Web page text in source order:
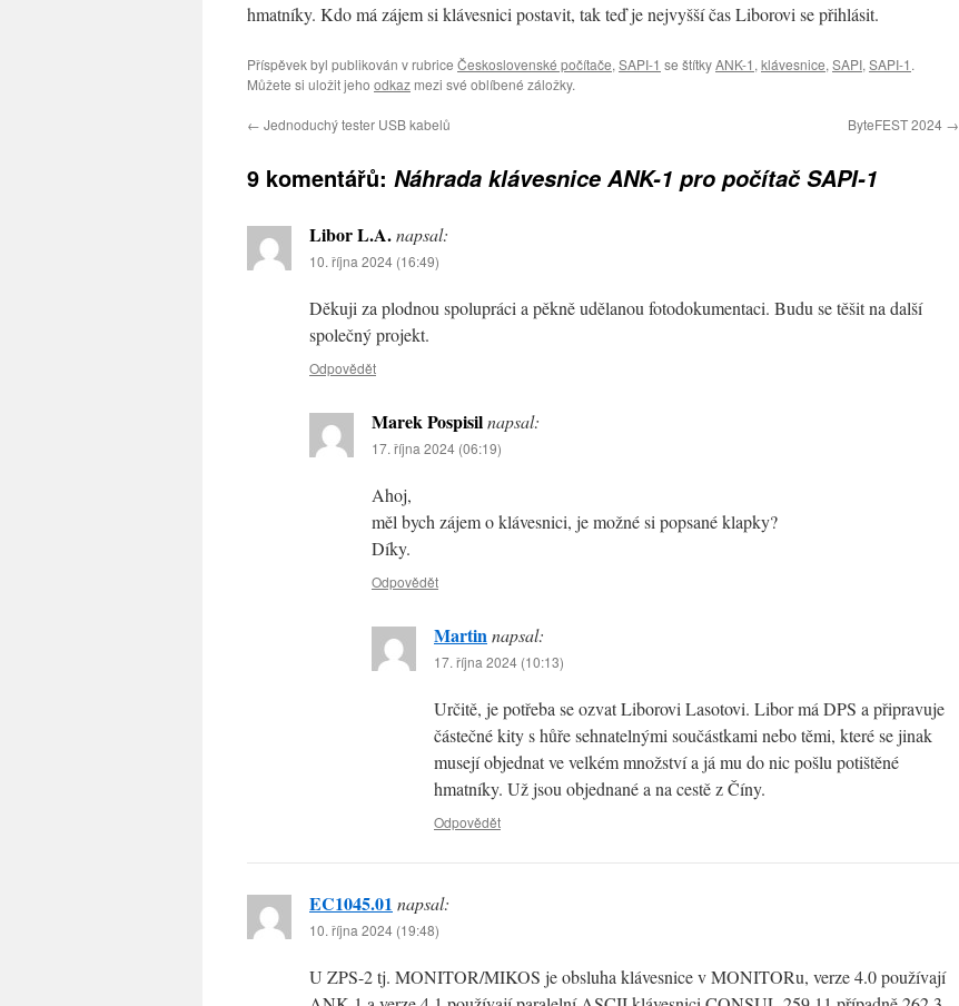
hmatníky. Kdo má zájem si klávesnici postavit, tak teď je nejvyšší čas Liborovi se přihlásit.
Příspěvek byl publikován v rubrice Československé počítače, SAPI-1 se štítkyANK-1 , klávesnice, SAPI, SAPI-1 .
Můžete si uložit jeho odkaz mezi své oblíbené záložky.
← Jednoduchý tester USB kabelů ByteFEST 2024 →
9 komentářů: Náhrada klávesnice ANK-1 pro počítač SAPI-1
Libor L.A.napsal:
10. října 2024 (16:49)
Děkuji za plodnou spolupráci a pěkně udělanou fotodokumentaci. Budu se těšit na další
společný projekt.
Odpovědět
Marek Pospisilnapsal:
17. října 2024 (06:19)
Ahoj,
měl bych zájem o klávesnici, je možné si popsané klapky?
Díky.
Odpovědět
Martinnapsal:
17. října 2024 (10:13)
Určitě, je potřeba se ozvat Liborovi Lasotovi. Libor má DPS a připravuje
částečné kity s hůře sehnatelnými součástkami nebo těmi, které se jinak
musejí objednat ve velkém množství a já mu do nic pošlu potištěné
hmatníky. Už jsou objednané a na cestě z Číny.
Odpovědět
EC1045.01 napsal:
10. října 2024 (19:48)
U ZPS-2 tj. MONITOR/MIKOS je obsluha klávesnice v MONITORu, verze 4.0 používají